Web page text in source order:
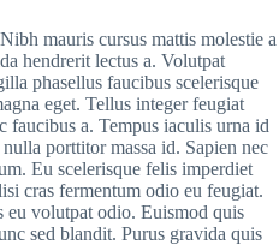
mauris cursus mattis molestie a
hendrerit lectus a. Volutpat
phasellus faucibus scelerisque
eget. Tellus integer feugiat
faucibus a. Tempus iaculis urna id
porttitor massa id. Sapien nec
Eu scelerisque felis imperdiet
cras fermentum odio eu feugiat.
eu volutpat odio. Euismod quis
sed blandit. Purus gravida quis